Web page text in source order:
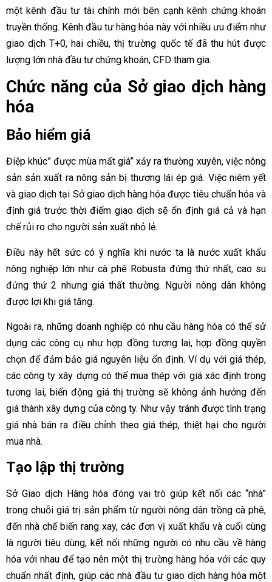
một kênh đầu tư tài chính mới bên cạnh kênh chứng khoán
truyền thống. Kênh đầu tư hàng hóa này với nhiều ưu điểm như
giao dịch T+0, hai chiều, thị trường quốc tế đã thu hút được
lượng lớn nhà đầu tư chứng khoán, CFD tham gia.
Chức năng của Sở giao dịch hàng
hóa
Bảo hiểm giá
Điệp khúc” được mùa mất giá” xảy ra thường xuyên, việc nông
sản sản xuất ra nông sản bị thương lái ép giá. Việc niêm yết
và giao dịch tại Sở giao dịch hàng hóa được tiêu chuẩn hóa và
định giá trước thời điểm giao dịch sẽ ổn định giá cả và hạn
chế rủi ro cho người sản xuất nhỏ lẻ.
Điều này hết sức có ý nghĩa khi nước ta là nước xuất khẩu
nông nghiệp lớn như cà phê Robusta đứng thứ nhất, cao su
đứng thứ 2 nhưng giá thất thường. Người nông dân không
được lợi khi giá tăng.
Ngoài ra, những doanh nghiệp có nhu cầu hàng hóa có thể sử
dụng các công cụ như hợp đồng tương lai, hợp đồng quyền
chọn để đảm bảo giá nguyên liệu ổn định. Ví dụ với giá thép,
các công ty xây dựng có thể mua thép với giá xác định trong
tương lai, biến động giá thị trường sẽ không ảnh hưởng đến
giá thành xây dựng của công ty. Như vậy tránh được tình trạng
giá nhà bán ra điều chỉnh theo giá thép, thiệt hại cho người
mua nhà.
Tạo lập thị trường
Sở Giao dịch Hàng hóa đóng vai trò giúp kết nối các “nhà”
trong chuỗi giá trị sản phẩm từ người nông dân trồng cà phê,
đến nhà chế biến rang xay, các đơn vị xuất khẩu và cuối cùng
là người tiêu dùng, kết nối những người có nhu cầu về hàng
hóa với nhau để tạo nên một thị trường hàng hóa với các quy
chuẩn nhất định, giúp các nhà đầu tư giao dịch hàng hóa một